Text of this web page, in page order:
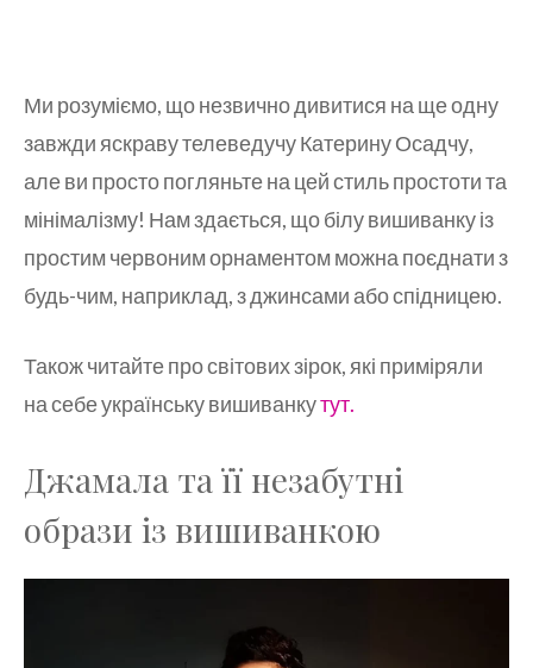
Ми розуміємо, що незвично дивитися на ще одну
завжди яскраву телеведучу Катерину Осадчу,
але ви просто погляньте на цей стиль простоти та
мінімалізму! Нам здається, що білу вишиванку із
простим червоним орнаментом можна поєднати з
будь-чим, наприклад, з джинсами або спідницею.
Також читайте про світових зірок, які приміряли
на себе українську вишиванкутут.
Джамала та її незабутні
образи із вишиванкою